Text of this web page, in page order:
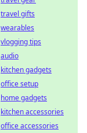
travel gifts
wearables
vlogging tips
audio
kitchen gadgets
office setup
home gadgets
kitchen accessories
office accessories